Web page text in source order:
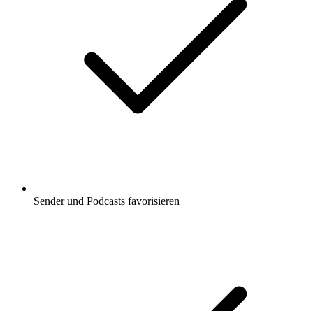
Sender und Podcasts favorisieren